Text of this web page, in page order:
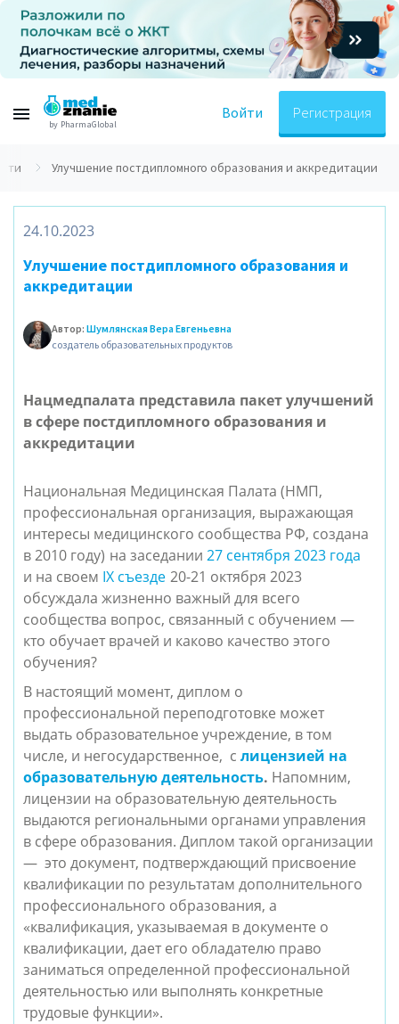
by PharmaGlobal
Войти Регистрация
Улучшение постдипломного образования и аккредитации
24.10.2023
Улучшение постдипломного образования и
аккредитации
Автор: Шумлянская Вера Евгеньевна
создатель образовательных продуктов
Нацмедпалата представила пакет улучшений
в сфере постдипломного образования и
аккредитации
Национальная Медицинская Палата (НМП,
профессиональная организация, выражающая
интересы медицинского сообщества РФ, создана
в 2010 году) на заседании 27 сентября 2023 года
и на своем IX съезде
обсуждала жизненно важный для всего
сообщества вопрос, связанный с обучением —
кто обучает врачей и каково качество этого
обучения?
В настоящий момент, диплом о
профессиональной переподготовке может
выдать образовательное учреждение, в том
числе, и негосударственное,  с лицензией на
образовательную деятельность. Напомним,
лицензии на образовательную деятельность
выдаются региональными органами управления
в сфере образования. Диплом такой организации
—  это документ, подтверждающий присвоение
квалификации по результатам дополнительного
профессионального образования, а
«квалификация, указываемая в документе о
квалификации, дает его обладателю право
заниматься определенной профессиональной
деятельностью или выполнять конкретные
трудовые функции».